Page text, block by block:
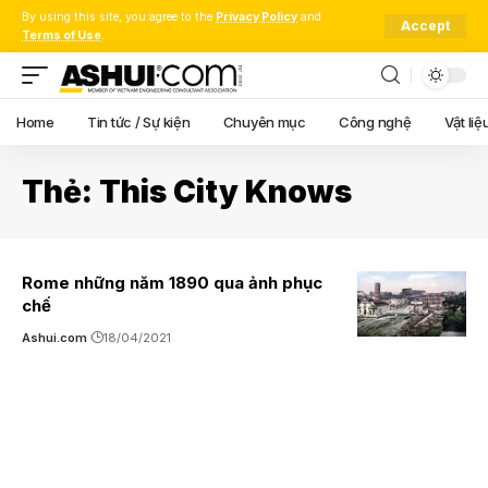
By using this site, you agree to the Privacy Policy and
Terms of Use.
Accept
Home Tin tức / Sự kiện Chuyên mục Công nghệ Vật
Thẻ: This City Knows
Rome những năm 1890 qua ảnh phục
chế
Ashui.com 18/04/2021